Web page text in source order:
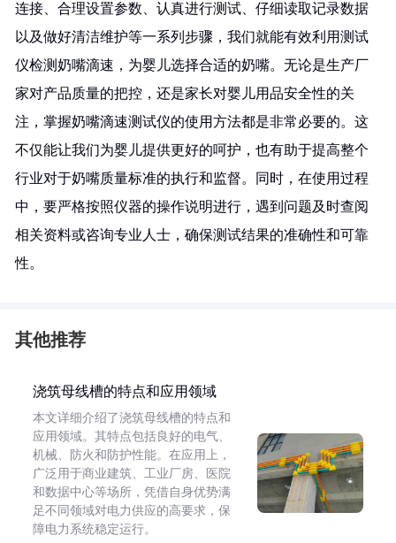
连接、合理设置参数、认真进行测试、仔细读取记录数据
以及做好清洁维护等一系列步骤，我们就能有效利用测试
仪检测奶嘴滴速，为婴儿选择合适的奶嘴。无论是生产厂
家对产品质量的把控，还是家长对婴儿用品安全性的关
注，掌握奶嘴滴速测试仪的使用方法都是非常必要的。这
不仅能让我们为婴儿提供更好的呵护，也有助于提高整个
行业对于奶嘴质量标准的执行和监督。同时，在使用过程
中，要严格按照仪器的操作说明进行，遇到问题及时查阅
相关资料或咨询专业人士，确保测试结果的准确性和可靠
性。
其他推荐
浇筑母线槽的特点和应用领域
本文详细介绍了浇筑母线槽的特点和
应用领域。其特点包括良好的电气、
机械、防火和防护性能。在应用上，
广泛用于商业建筑、工业厂房、医院
和数据中心等场所，凭借自身优势满
足不同领域对电力供应的高要求，保
障电力系统稳定运行。